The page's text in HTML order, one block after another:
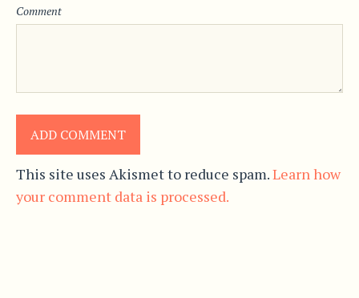
Comment
This site uses Akismet to reduce spam.Learn how
your comment data is processed.